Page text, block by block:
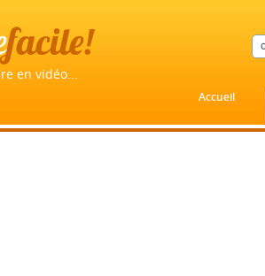
facile!
en vidéo...
Accueil